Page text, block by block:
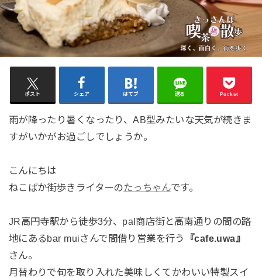
ポスト シェア はてブ 送る Pocket
雨が降ったり暑くなったり、AB型みたいな天気が続きま
すがいかがお過ごしでしょうか。
こんにちは
ねこばか街歩きライターのたっちゃんです。
JR高円寺駅から徒歩3分、pal商店街と高南通りの間の路
地にあるbar muiさんで間借り営業を行う
『cafe.uwa』
さん。
月替わりで旬を取り入れた美味しくてかわいい特製スイ